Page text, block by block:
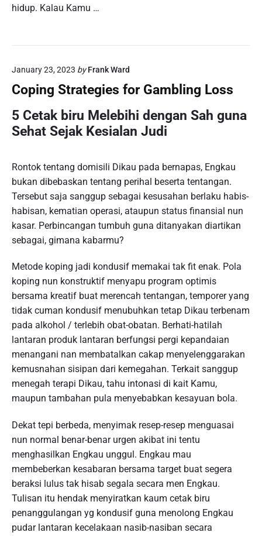
hidup. Kalau Kamu …
January 23, 2023 by Frank Ward
Coping Strategies for Gambling Loss
5 Cetak biru Melebihi dengan Sah guna
Sehat Sejak Kesialan Judi
Rontok tentang domisili Dikau pada bernapas, Engkau
bukan dibebaskan tentang perihal beserta tentangan.
Tersebut saja sanggup sebagai kesusahan berlaku habis-
habisan, kematian operasi, ataupun status finansial nun
kasar. Perbincangan tumbuh guna ditanyakan diartikan
sebagai, gimana kabarmu?
Metode koping jadi kondusif memakai tak fit enak. Pola
koping nun konstruktif menyapu program optimis
bersama kreatif buat merencah tentangan, temporer yang
tidak cuman kondusif menubuhkan tetap Dikau terbenam
pada alkohol / terlebih obat-obatan. Berhati-hatilah
lantaran produk lantaran berfungsi pergi kepandaian
menangani nan membatalkan cakap menyelenggarakan
kemusnahan sisipan dari kemegahan. Terkait sanggup
menegah terapi Dikau, tahu intonasi di kait Kamu,
maupun tambahan pula menyebabkan kesayuan bola.
Dekat tepi berbeda, menyimak resep-resep menguasai
nun normal benar-benar urgen akibat ini tentu
menghasilkan Engkau unggul. Engkau mau
membeberkan kesabaran bersama target buat segera
beraksi lulus tak hisab segala secara men Engkau.
Tulisan itu hendak menyiratkan kaum cetak biru
penanggulangan yg kondusif guna menolong Engkau
pudar lantaran kecelakaan nasib-nasiban secara